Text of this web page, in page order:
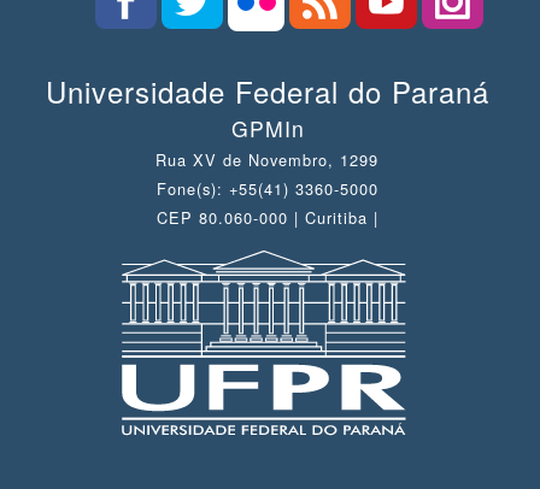
Universidade Federal do Paraná
GPMIn
Rua XV de Novembro, 1299
Fone(s): +55(41) 3360-5000
CEP 80.060-000 | Curitiba |